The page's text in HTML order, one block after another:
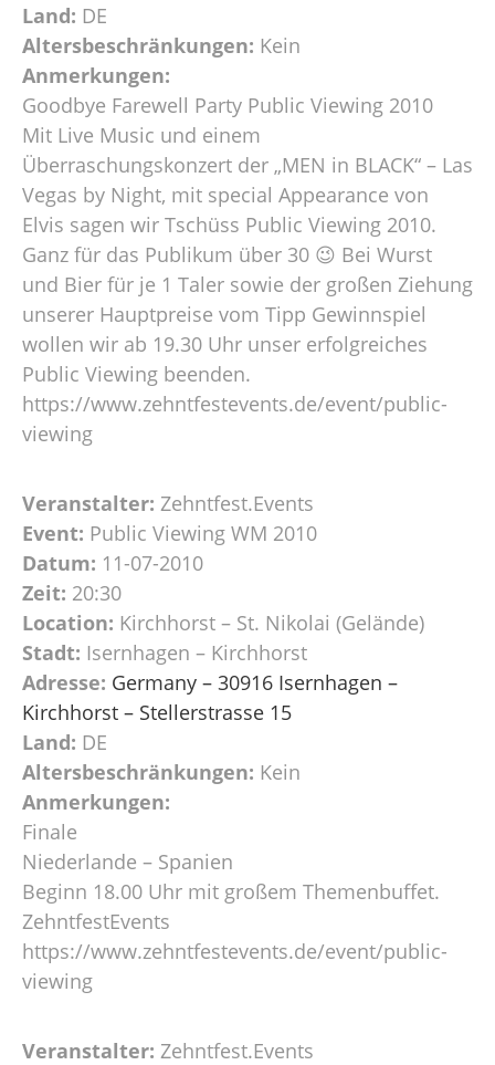
Land: DE
Altersbeschränkungen: Kein
Anmerkungen:
Goodbye Farewell Party Public Viewing 2010
Mit Live Music und einem
Überraschungskonzert der „MEN in BLACK“ – Las
Vegas by Night, mit special Appearance von
Elvis sagen wir Tschüss Public Viewing 2010.
Ganz für das Publikum über 30 😉 Bei Wurst
und Bier für je 1 Taler sowie der großen Ziehung
unserer Hauptpreise vom Tipp Gewinnspiel
wollen wir ab 19.30 Uhr unser erfolgreiches
Public Viewing beenden.
https://www.zehntfestevents.de/event/public-
viewing
Veranstalter: Zehntfest.Events
Event: Public Viewing WM 2010
Datum: 11-07-2010
Zeit: 20:30
Location: Kirchhorst – St. Nikolai (Gelände)
Stadt: Isernhagen – Kirchhorst
Adresse: Germany – 30916 Isernhagen –
Kirchhorst – Stellerstrasse 15
Land: DE
Altersbeschränkungen: Kein
Anmerkungen:
Finale
Niederlande – Spanien
Beginn 18.00 Uhr mit großem Themenbuffet.
ZehntfestEvents
https://www.zehntfestevents.de/event/public-
viewing
Veranstalter: Zehntfest.Events